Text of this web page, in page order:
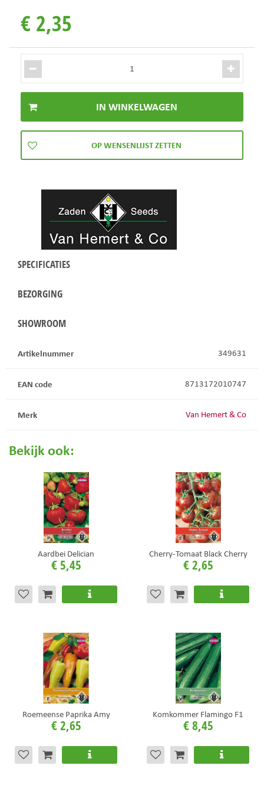
€ 2,35
SPECIFICATIES
BEZORGING
SHOWROOM
Artikelnummer 349631
EAN code 8713172010747
Merk Van Hemert & Co
Bekijk ook:
Aardbei Delician
€ 5,45
Cherry-Tomaat Black Cherry
€2,65
Roemeense Paprika Amy
€2,65
Komkommer Flamingo F1
€8,45